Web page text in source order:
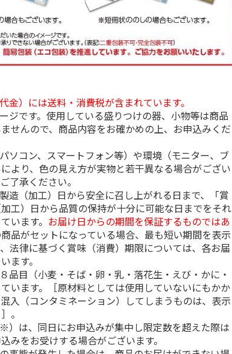
金）には送料・消費税が含まれています。
ジです。使用している盛りつけの器、小物等は商品
せんので、商品内容をお確かめの上、お申込みくだ
ソコン、スマートフォン等）や環境（モニター、ブ
より、色の見え方が実物と若干異なる場合がござい
了承ください。
造（加工）日から安全に召し上がれる日まで、「賞
工）日から品質の保持が十分に可能な日までをそれ
います。 お届け日からの期間を保証するものではあ
品がセットになっている場合、最も短い期間を表示
法律に基づく賞味（消費）期限については、各お届
ます。
品目（小麦・そば・卵・乳・落花生・えび・かに・
います。［原材料としては使用していないにもかか
入（コンタミネーション）してしまうものは、表示
。
）は、同日にお申込みが集中し限定数を超えた際は
みをお受けする場合がございます。